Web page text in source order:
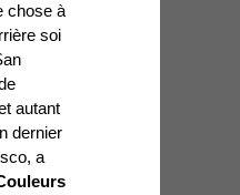
chose à
soi
autant
dernier
a